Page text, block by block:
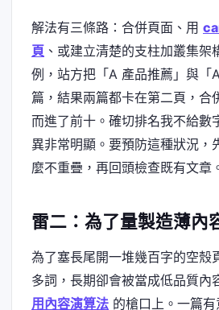
解法有三條路：合併頁面、用
頁 、或建立清楚的支柱加叢集架
例，站方把「A 產品推薦」與「
篇，結果兩篇都卡在第二頁，合
而進了前十。確切排名我不給數
異非常明顯。要預防這種狀況，
麼不重疊，再回頭檢查既有文章
雷二：為了量製造薄內
為了塞長尾開一堆幾百字的空殼
多詞，長期卻會被當成低品質內
用內容演算法 的槍口上。一篇